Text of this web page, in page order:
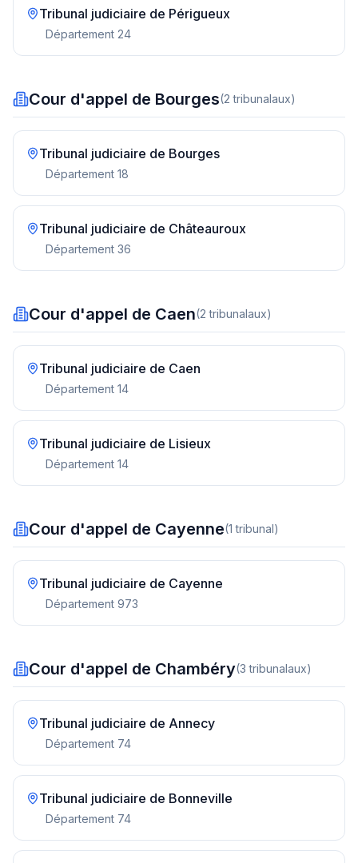
Tribunal judiciaire de Périgueux
Département 24
Cour d'appel de Bourges(2 tribunalaux)
Tribunal judiciaire de Bourges
Département 18
Tribunal judiciaire de Châteauroux
Département 36
Cour d'appel de Caen(2 tribunalaux)
Tribunal judiciaire de Caen
Département 14
Tribunal judiciaire de Lisieux
Département 14
Cour d'appel de Cayenne(1 tribunal)
Tribunal judiciaire de Cayenne
Département 973
Cour d'appel de Chambéry(3 tribunalaux)
Tribunal judiciaire de Annecy
Département 74
Tribunal judiciaire de Bonneville
Département 74